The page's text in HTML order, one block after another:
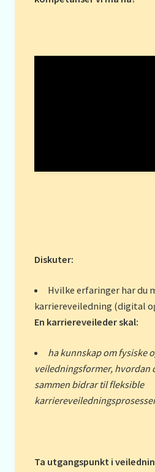
Diskuter:
Hvilke erfaringer har du
karriereveiledning (digital
En karriereveileder skal:
ha kunnskap om fysiske
veiledningsformer, hvordan
sammen bidrar til fleksible
Ta utgangspunkt i